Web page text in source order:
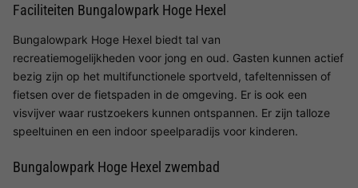
Faciliteiten Bungalowpark Hoge Hexel
Bungalowpark Hoge Hexel biedt tal van
recreatiemogelijkheden voor jong en oud. Gasten kunnen actief
bezig zijn op het multifunctionele sportveld, tafeltennissen of
fietsen over de fietspaden in de omgeving. Er is ook een
visvijver waar rustzoekers kunnen ontspannen. Er zijn talloze
speeltuinen en een indoor speelparadijs voor kinderen.
Bungalowpark Hoge Hexel zwembad